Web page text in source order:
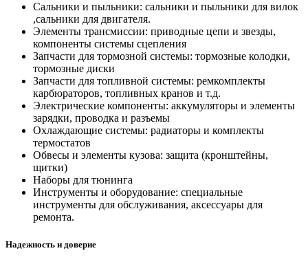
Сальники и пыльники: сальники и пыльники для вилок
,сальники для двигателя.
Элементы трансмиссии: приводные цепи и звезды,
компоненты системы сцепления
Запчасти для тормозной системы: тормозные колодки,
тормозные диски
Запчасти для топливной системы: ремкомплекты
карбюраторов, топливных кранов и т.д.
Электрические компоненты: аккумуляторы и элементы
зарядки, проводка и разъемы
Охлаждающие системы: радиаторы и комплекты
термостатов
Обвесы и элементы кузова: защита (кронштейны,
щитки)
Наборы для тюнинга
Инструменты и оборудование: специальные
инструменты для обслуживания, аксессуары для
ремонта.
Надежность и доверие